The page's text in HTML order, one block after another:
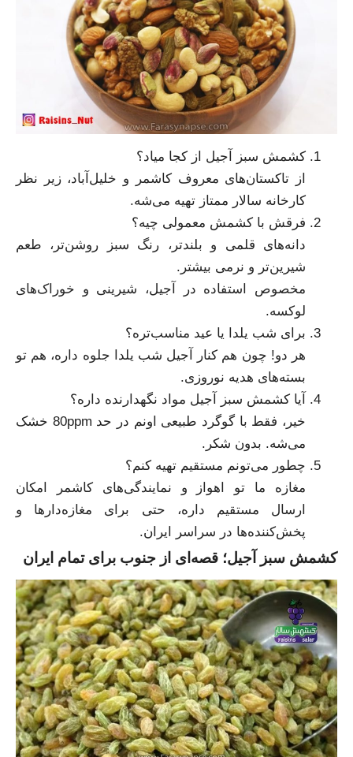
کشمش سبز آجیل از کجا میاد؟
از تاکستان‌های معروف کاشمر و خلیل‌آباد، زیر نظر
کارخانه سالار ممتاز تهیه می‌شه.
فرقش با کشمش معمولی چیه؟
دانه‌های قلمی و بلندتر، رنگ سبز روشن‌تر، طعم
شیرین‌تر و نرمی بیشتر.
مخصوص استفاده در آجیل، شیرینی و خوراک‌های
لوکسه.
برای شب یلدا یا عید مناسب‌تره؟
هر دو! چون هم کنار آجیل شب یلدا جلوه داره، هم تو
بسته‌های هدیه نوروزی.
آیا کشمش سبز آجیل مواد نگهدارنده داره؟
خیر، فقط با گوگرد طبیعی اونم در حد 80ppm خشک
می‌شه. بدون شکر.
چطور می‌تونم مستقیم تهیه کنم؟
مغازه ما تو اهواز و نمایندگی‌های کاشمر امکان
ارسال مستقیم داره، حتی برای مغازه‌دارها و
پخش‌کننده‌ها در سراسر ایران.
کشمش سبز آجیل؛ قصه‌ای از جنوب برای تمام ایران